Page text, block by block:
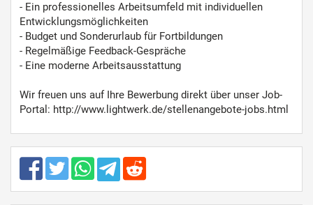
- Ein professionelles Arbeitsumfeld mit individuellen
Entwicklungsmöglichkeiten
- Budget und Sonderurlaub für Fortbildungen
- Regelmäßige Feedback-Gespräche
- Eine moderne Arbeitsausstattung
Wir freuen uns auf Ihre Bewerbung direkt über unser Job-
Portal: http://www.lightwerk.de/stellenangebote-jobs.html